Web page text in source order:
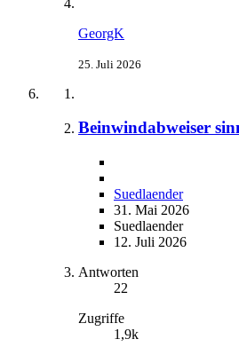
GeorgK
25. Juli 2026
Beinwindabweiser
Suedlaender
31. Mai 2026
Suedlaender
12. Juli 2026
Antworten
22
Zugriffe
1,9k